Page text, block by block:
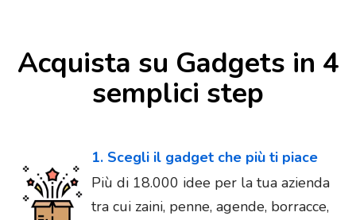
Acquista su Gadgets in 4
semplici step
1. Scegli il gadget che più ti piace
Più di 18.000 idee per la tua azienda
tra cui zaini, penne, agende, borracce,